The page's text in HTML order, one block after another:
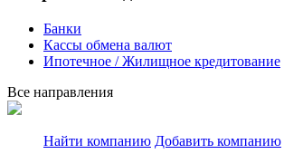
Банки
Кассы обмена валют
Ипотечное / Жилищное кредитование
Все направления
Найти компанию Добавить компанию